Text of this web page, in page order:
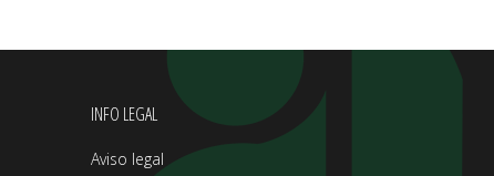
INFO LEGAL
Aviso legal